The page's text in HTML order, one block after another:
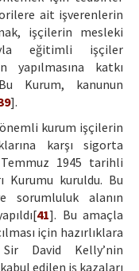
ait işverenlerin
işçilerin mesleki
eğitimli işçiler
katkı
Kurum, kanunun
].
kurum işçilerin
karşı sigorta
1945 tarihli
Kurumu kuruldu. Bu
sorumluluk alanın
41]. Bu amaçla
için hazırlıklara
David Kelly’nin
edilen iş kazaları